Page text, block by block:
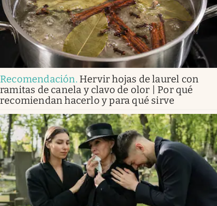
Recomendación. Hervir hojas de laurel con
ramitas de canela y clavo de olor | Por qué
recomiendan hacerlo y para qué sirve